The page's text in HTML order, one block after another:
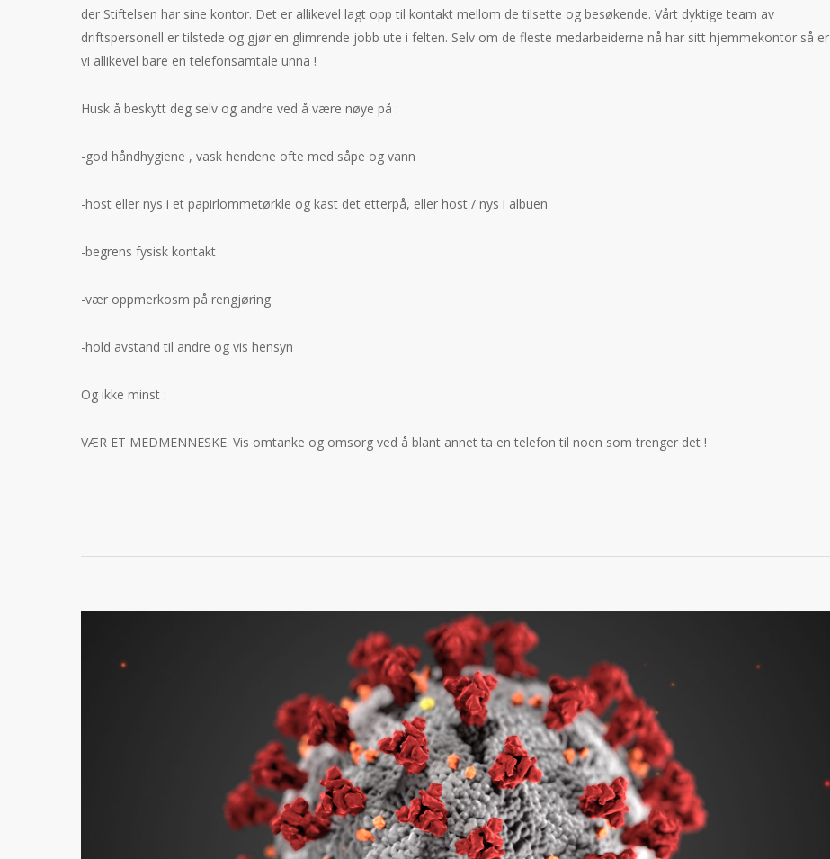
der Stiftelsen har sine kontor. Det er allikevel lagt opp til kontakt mellom de tilsette og besøkende. Vårt dyktige team av
driftspersonell er tilstede og gjør en glimrende jobb ute i felten. Selv om de fleste medarbeiderne nå har sitt hjemmekontor så er
vi allikevel bare en telefonsamtale unna !
Husk å beskytt deg selv og andre ved å være nøye på :
-god håndhygiene , vask hendene ofte med såpe og vann
-host eller nys i et papirlommetørkle og kast det etterpå, eller host / nys i albuen
-begrens fysisk kontakt
-vær oppmerkosm på rengjøring
-hold avstand til andre og vis hensyn
Og ikke minst :
VÆR ET MEDMENNESKE. Vis omtanke og omsorg ved å blant annet ta en telefon til noen som trenger det !